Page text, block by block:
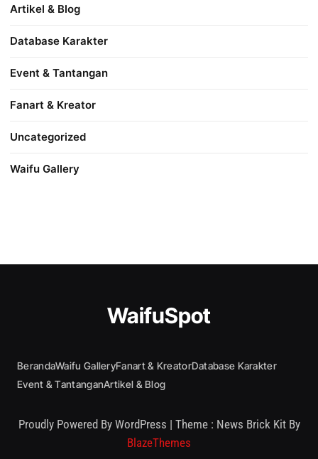
Artikel & Blog
Database Karakter
Event & Tantangan
Fanart & Kreator
Uncategorized
Waifu Gallery
WaifuSpot
BerandaWaifu GalleryFanart & KreatorDatabase Karakter
Event & TantanganArtikel & Blog
Proudly Powered By WordPress | Theme : News Brick Kit By
BlazeThemes